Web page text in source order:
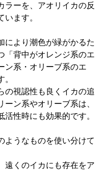
ラーを、アオリイカの反
ます。
により潮色が緑がかるた
「背中がオレンジ系のエ
ン系・オリーブ系のエ
の視認性も良くイカの追
ン系やオリーブ系は、
性時にも効果的です。
ようなものを使い分けて
遠くのイカにも存在をア